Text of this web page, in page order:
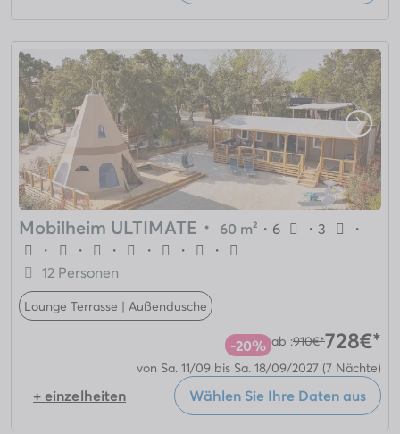
Mobilheim ULTIMATE ・ 60 m² ・ 6 ・3
・
・
・ ・ ・ ・
・
12 Personen
Lounge Terrasse | Außendusche
-20% ab :910€*728€*
von Sa. 11/09 bis Sa. 18/09/2027 (7 Nächte)
+ einzelheiten Wählen Sie Ihre Daten aus